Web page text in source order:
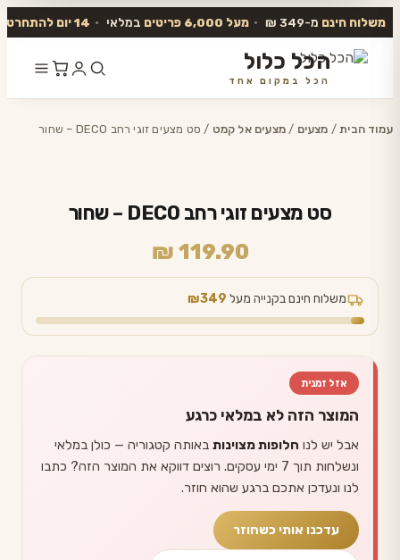
משלוח חינם מ-349 ₪ • מעל 6,000 פריטים במלאי • 14 יום להתחרט
הכל כלול
הכל במקום אחד
לתוכן
עמוד הבית/ מצעים /מצעים אל קמט / סט מצעים זוגי רחב DECO – שחור
סט מצעים זוגי רחב DECO – שחור
₪ 119.90
משלוח חינם בקנייה מעל ₪349
אזל זמנית
המוצר הזה לא במלאי כרגע
אבל יש לנו חלופות מצוינות באותה קטגוריה — כולן במלאי
ונשלחות תוך 7 ימי עסקים. רוצים דווקא את המוצר הזה? כתבו
לנו ונעדכן אתכם ברגע שהוא חוזר.
עדכנו אותי כשחוזר